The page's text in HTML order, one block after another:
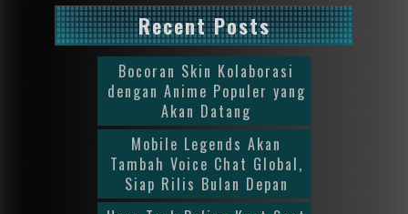
Recent Posts
Bocoran Skin Kolaborasi
dengan Anime Populer yang
Akan Datang
Mobile Legends Akan
Tambah Voice Chat Global,
Siap Rilis Bulan Depan